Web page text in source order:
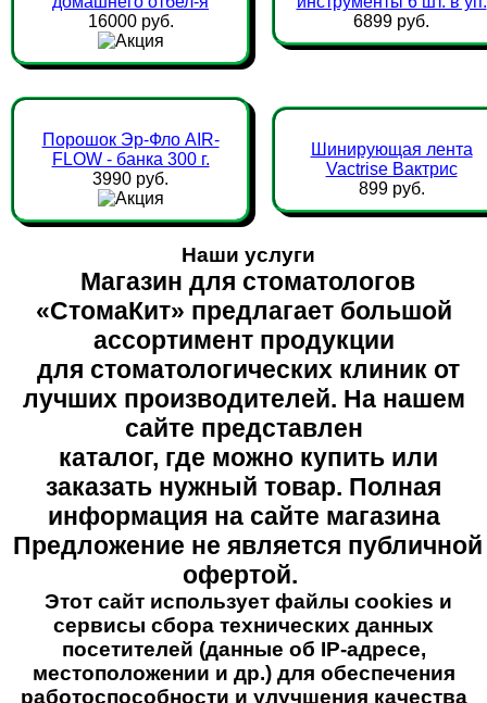
16000 руб.
6899 руб.
Порошок Эр-Фло AIR-
FLOW - банка 300 г.
3990 руб.
Шинирующая лента
Vactrise Вактрис
899 руб.
Наши услуги
Магазин для стоматологов
«СтомаКит» предлагает большой
ассортимент продукции
для стоматологических клиник от
лучших производителей. На нашем
сайте представлен
каталог, где можно купить или
заказать нужный товар. Полная
информация на сайте магазина
Предложение не является публичной
офертой.
Этот сайт использует файлы cookies и
сервисы сбора технических данных
посетителей (данные об IP-адресе,
местоположении и др.) для обеспечения
работоспособности и улучшения качества